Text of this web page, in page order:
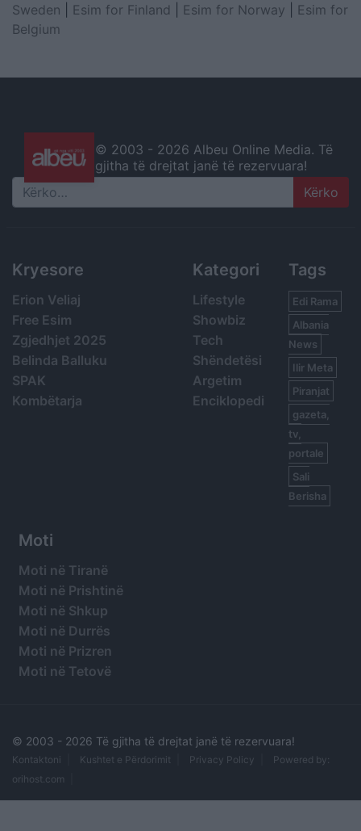
Sweden
Esim for Finland Esim for Norway
Esim for
Belgium
© 2003 - 2026 Albeu Online Media. Të
gjitha të drejtat janë të rezervuara!
Search
Kryesore
Erion Veliaj
Free Esim
Zgjedhjet 2025
Belinda Balluku
SPAK
Kombëtarja
Kategori
Lifestyle
Showbiz
Tech
Shëndetësi
Argetim
Enciklopedi
Tags
Edi Rama
Albania
News
Ilir Meta
Piranjat
gazeta,
tv,
portale
Sali
Berisha
Moti
Moti në Tiranë
Moti në Prishtinë
Moti në Shkup
Moti në Durrës
Moti në Prizren
Moti në Tetovë
© 2003 - 2026 Të gjitha të drejtat janë të rezervuara!
Kontaktoni Kushtet e Përdorimit Privacy Policy
Powered by:
orihost.com